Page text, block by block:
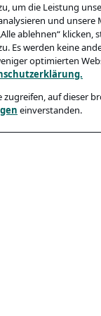
um die Leistung
und
ablehnen“
Es werden keine
optimierten
zugreifen, auf dieser
einverstanden.